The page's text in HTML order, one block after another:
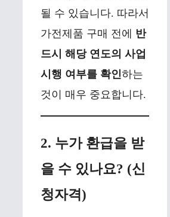
될 수 있습니다. 따라서
가전제품 구매 전에 반
드시 해당 연도의 사업
시행 여부를 확인하는
것이 매우 중요합니다.
2. 누가 환급을 받
을 수 있나요? (신
청자격)